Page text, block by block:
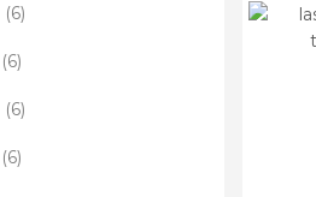
6elementi
6elementi
6elementi
6elementi